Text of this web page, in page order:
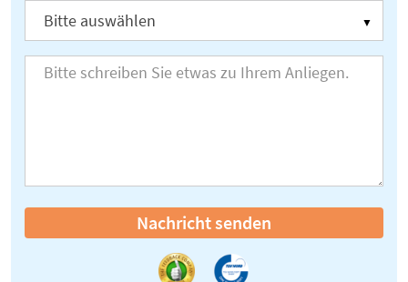
Nachricht senden